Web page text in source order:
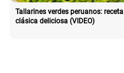
Tallarines verdes peruanos: receta
clásica deliciosa (VIDEO)